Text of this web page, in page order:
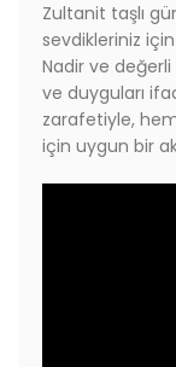
Zultanit taşlı
sevdikleriniz
Nadir ve değerli
ve duyguları
zarafetiyle,
için uygun bir